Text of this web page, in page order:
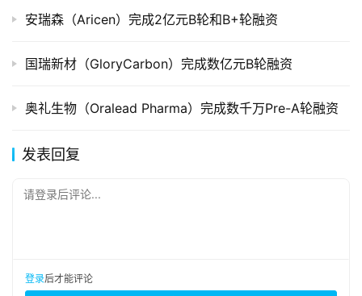
安瑞森（Aricen）完成2亿元B轮和B+轮融资
国瑞新材（GloryCarbon）完成数亿元B轮融资
奥礼生物（Oralead Pharma）完成数千万Pre-A轮融资
发表回复
请登录后评论...
登录后才能评论